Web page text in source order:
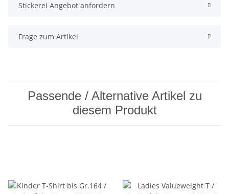
Stickerei Angebot anfordern
Frage zum Artikel
Passende / Alternative Artikel zu
diesem Produkt